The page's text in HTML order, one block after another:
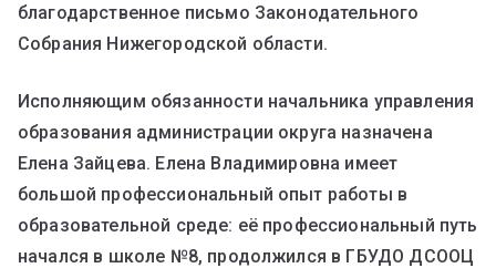
благодарственное письмо Законодательного
Собрания Нижегородской области.
Исполняющим обязанности начальника управления
образования администрации округа назначена
Елена Зайцева. Елена Владимировна имеет
большой профессиональный опыт работы в
образовательной среде: её профессиональный путь
начался в школе №8, продолжился в ГБУДО ДСООЦ